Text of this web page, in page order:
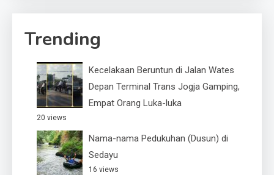
Trending
Kecelakaan Beruntun di Jalan Wates
Depan Terminal Trans Jogja Gamping,
Empat Orang Luka-luka
20 views
Nama-nama Pedukuhan (Dusun) di
Sedayu
16 views